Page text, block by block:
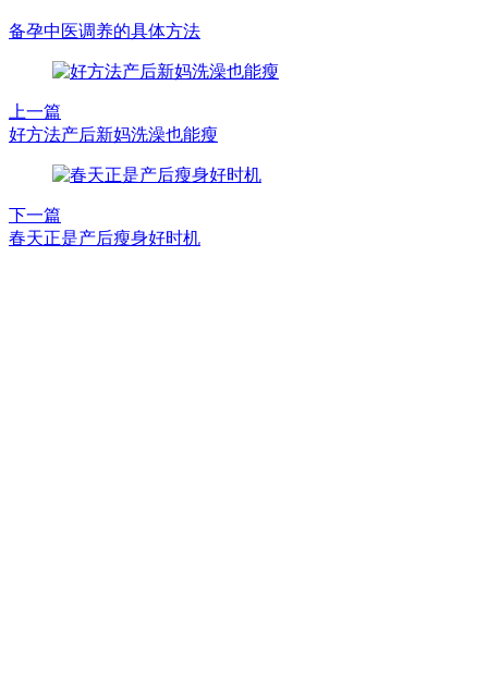
备孕中医调养的具体方法
上一篇
好方法产后新妈洗澡也能瘦
下一篇
春天正是产后瘦身好时机